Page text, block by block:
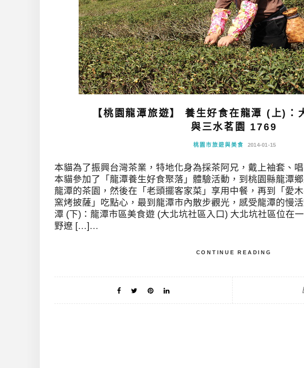
【桃園龍潭旅遊】 養生好食在龍潭 (上)：
與三水茗園 1769
桃園市旅遊與美食 2014-01-15
本貓為了振興台灣茶業，特地化身為採茶阿兄，戴上袖套、
本貓參加了「龍潭養生好食聚落」體驗活動，到桃園縣龍潭
龍潭的茶園，然後在「老頭擺客家菜」享用中餐，再到「愛
窯烤披薩」吃點心，最到龍潭市內散步觀光，感受龍潭的慢
潭 (下)：龍潭市區美食遊 (大北坑社區入口) 大北坑社區位在
野遼 […]…
CONTINUE READING